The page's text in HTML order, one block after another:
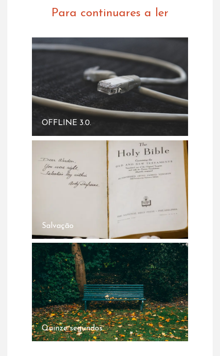
Para continuares a ler
OFFLINE 3.0.
Salvação
Quinze segundos.